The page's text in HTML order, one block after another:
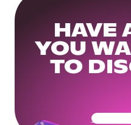
HAVE
YOU
TO
Get Your